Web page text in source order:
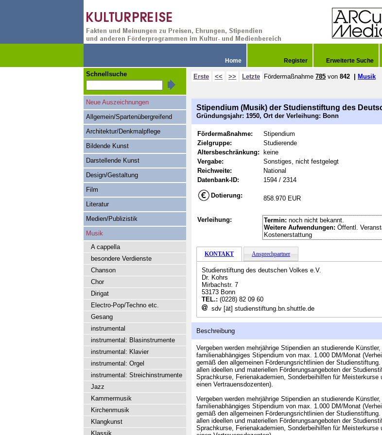
Home Register Erweiterte Suche
Erste << >> Letzte Fördermaßnahme 785 von 842 Musik
Stipendium (Musik) der Studienstiftung des
Gründungsjahr: 1950, Ort der Verleihung: Bonn
Fördermaßnahme:
Stipendium
Zielgruppe:
Studierende
Altersbeschränkung:
keine
Vergabe:
Sonstiges, nicht festgelegt
Reichweite:
National
Datenbank-ID:
1594 / 2314
Dotierung: 858.970 EUR
Verleihung: Termin: noch nicht bekannt.
Weitere Aufwendungen: Öffentl.
Kostenerstattung
KONTAKT Ansprechpartner
Studienstiftung des deutschen Volkes e.V.
Dr. Kohrs
Mirbachstr. 7
53173 Bonn
TEL.: (0228) 82 09 60
sdv [ät] studienstiftung.bn.shuttle.de
Beschreibung
Vergeben werden mehrjährige Stipendien an studierende
familienabhängiges Stipendium von max. 1.000 DM/Monat
gemäß den allgemeinen Förderungsrichtlinien der
allen ideellen und materiellen Förderungsangeboten der
Sprachkurse, Ferienakademien, Sonderbeihilfen für Meisterkurse
einen Vertrauensdozenten).
Vergeben werden mehrjährige Stipendien an studierende
familienabhängiges Stipendium von max. 1.000 DM/Monat
gemäß den allgemeinen Förderungsrichtlinien der
allen ideellen und materiellen Förderungsangeboten der
Sprachkurse, Ferienakademien, Sonderbeihilfen für Meisterkurse
Schnellsuche
Neue Auszeichnungen
Allgemein/Spartenübergreifend
Architektur/Denkmalpflege
Bildende Kunst
Darstellende Kunst
Design/Gestaltung
Film
Literatur
Medien/Publizistik
Musik
A cappella
besondere Verdienste
Chanson
Chor
Dirigat
Electro-Pop/Techno etc.
Gesang
instrumental
instrumental: Blasinstrumente
instrumental: Klavier
instrumental: Orgel
instrumental: Streichinstrumente
Jazz
Kammermusik
Kirchenmusik
Klangkunst
Klassik